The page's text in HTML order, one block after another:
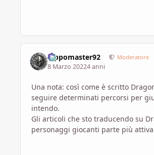
Pippomaster92 Moderatore
8 Marzo 20224 anni
Una nota: così come è scritto
seguire determinati percorsi per
intendo.
Gli articoli che sto traducendo su
personaggi giocanti parte più